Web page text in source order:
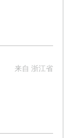
来自 浙江省